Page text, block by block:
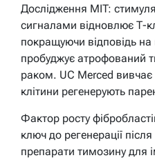
Дослідження MIT:
сигналами відновлює Т-
покращуючи відповідь
пробуджує атрофований
раком. UC Merced вивчає
клітини регенерують
Фактор росту
ключ до регенерації
препарати тимозину для